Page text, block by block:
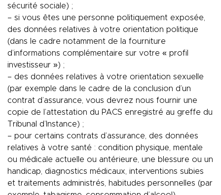
sécurité sociale) ;
– si vous êtes une personne politiquement exposée,
des données relatives à votre orientation politique
(dans le cadre notamment de la fourniture
d’informations complémentaire sur votre « profil
investisseur ») ;
– des données relatives à votre orientation sexuelle
(par exemple dans le cadre de la conclusion d’un
contrat d’assurance, vous devrez nous fournir une
copie de l’attestation du PACS enregistré au greffe du
Tribunal d’Instance) ;
– pour certains contrats d’assurance, des données
relatives à votre santé : condition physique, mentale
ou médicale actuelle ou antérieure, une blessure ou un
handicap, diagnostics médicaux, interventions subies
et traitements administrés, habitudes personnelles (par